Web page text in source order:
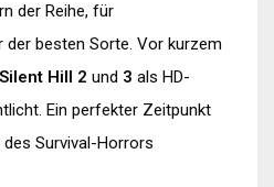
der Reihe, für
besten Sorte. Vor kurzem
Silent Hill 2 und 3 als HD-
Ein perfekter Zeitpunkt
Survival-Horrors